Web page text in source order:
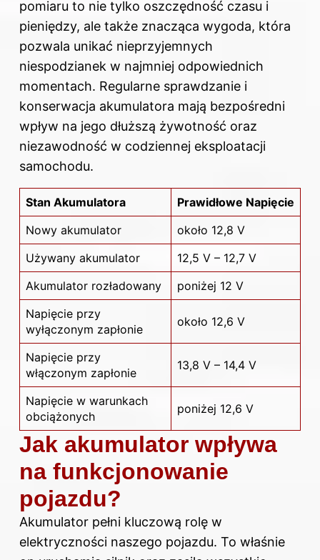
pomiaru to nie tylko oszczędność czasu i
pieniędzy, ale także znacząca wygoda, która
pozwala unikać nieprzyjemnych
niespodzianek w najmniej odpowiednich
momentach. Regularne sprawdzanie i
konserwacja akumulatora mają bezpośredni
wpływ na jego dłuższą żywotność oraz
niezawodność w codziennej eksploatacji
samochodu.
Stan Akumulatora
Prawidłowe Napięcie
Nowy akumulator
około 12,8 V
Używany akumulator
12,5 V – 12,7 V
Akumulator rozładowany
poniżej 12 V
Napięcie przy
wyłączonym zapłonie
około 12,6 V
Napięcie przy
włączonym zapłonie
13,8 V – 14,4 V
Napięcie w warunkach
obciążonych
poniżej 12,6 V
Jak akumulator wpływa
na funkcjonowanie
pojazdu?
Akumulator pełni kluczową rolę w
elektryczności naszego pojazdu. To właśnie